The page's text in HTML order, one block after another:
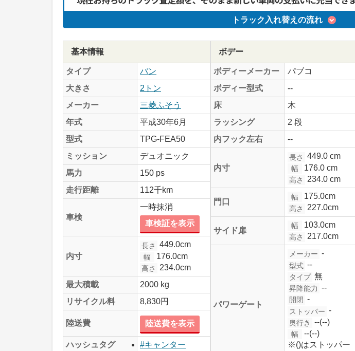
トラック入れ替えの流れ
基本情報
タイプ
バン
大きさ
2トン
メーカー
三菱ふそう
年式
平成30年6月
型式
TPG-FEA50
ミッション
デュオニック
馬力
150 ps
走行距離
112千km
車検
一時抹消
車検証を表示
内寸
長さ 449.0cm
幅 176.0cm
高さ
234.0cm
最大積載
2000 kg
リサイクル料
8,830円
陸送費 陸送費を表示
ハッシュタグ #キャンター
ボデー
ボディーメーカー
パブコ
ボディー型式
--
床
木
ラッシング
2 段
内フック左右
--
内寸
長さ 449.0 cm
幅 176.0 cm
高さ 234.0 cm
門口
幅 175.0cm
高さ 227.0cm
サイド扉
幅 103.0cm
高さ 217.0cm
パワーゲート
メーカー -
型式 --
タイプ 無
昇降能力 --
開閉 -
ストッパー -
奥行き --(--)
幅
--(--)
※()はストッパー